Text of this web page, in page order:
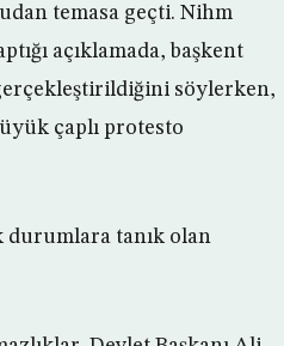
temasa geçti. Nihm
açıklamada, başkent
söylerken,
çaplı protesto
durumlara tanık olan